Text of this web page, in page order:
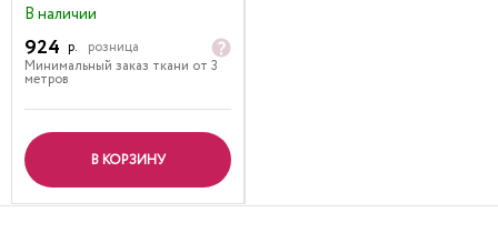
В наличии
924 р.
розница
Минимальный заказ ткани от 3
метров
В КОРЗИНУ